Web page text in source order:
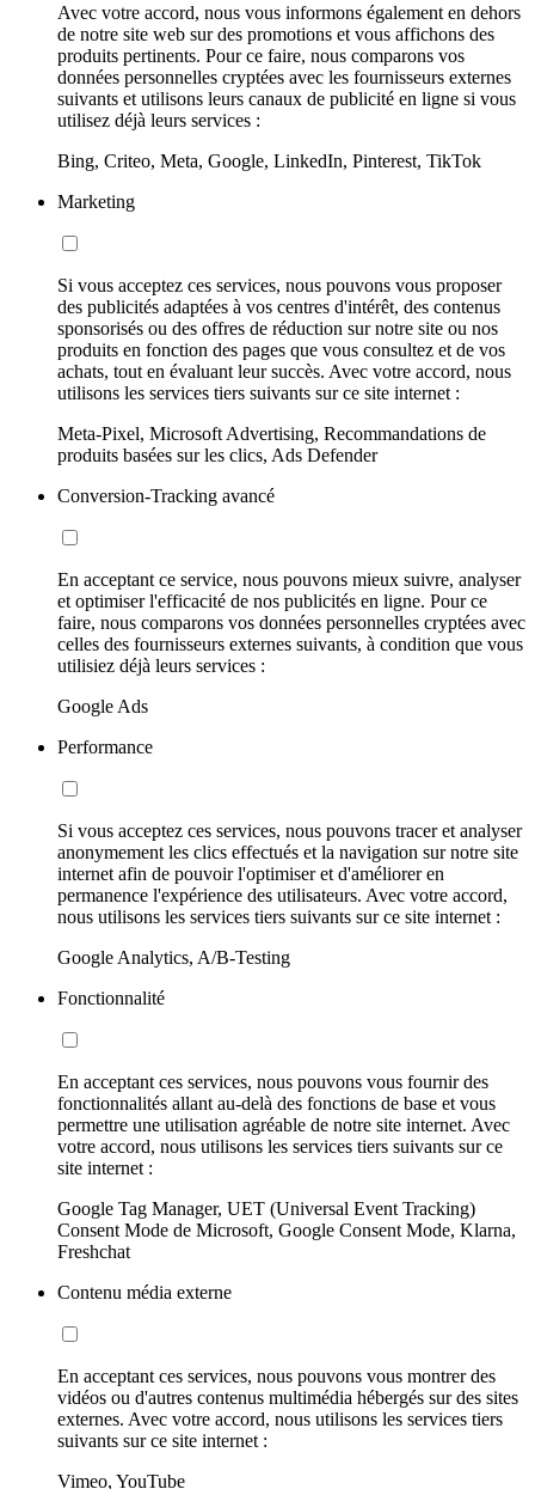
Avec votre accord, nous vous informons également en dehors
de notre site web sur des promotions et vous affichons des
produits pertinents. Pour ce faire, nous comparons vos
données personnelles cryptées avec les fournisseurs externes
suivants et utilisons leurs canaux de publicité en ligne si vous
utilisez déjà leurs services :
Bing, Criteo, Meta, Google, LinkedIn, Pinterest, TikTok
Marketing
Si vous acceptez ces services, nous pouvons vous proposer
des publicités adaptées à vos centres d'intérêt, des contenus
sponsorisés ou des offres de réduction sur notre site ou nos
produits en fonction des pages que vous consultez et de vos
achats, tout en évaluant leur succès. Avec votre accord, nous
utilisons les services tiers suivants sur ce site internet :
Meta-Pixel, Microsoft Advertising, Recommandations de
produits basées sur les clics, Ads Defender
Conversion-Tracking avancé
En acceptant ce service, nous pouvons mieux suivre, analyser
et optimiser l'efficacité de nos publicités en ligne. Pour ce
faire, nous comparons vos données personnelles cryptées avec
celles des fournisseurs externes suivants, à condition que vous
utilisiez déjà leurs services :
Google Ads
Performance
Si vous acceptez ces services, nous pouvons tracer et analyser
anonymement les clics effectués et la navigation sur notre site
internet afin de pouvoir l'optimiser et d'améliorer en
permanence l'expérience des utilisateurs. Avec votre accord,
nous utilisons les services tiers suivants sur ce site internet :
Google Analytics, A/B-Testing
Fonctionnalité
En acceptant ces services, nous pouvons vous fournir des
fonctionnalités allant au-delà des fonctions de base et vous
permettre une utilisation agréable de notre site internet. Avec
votre accord, nous utilisons les services tiers suivants sur ce
site internet :
Google Tag Manager, UET (Universal Event Tracking)
Consent Mode de Microsoft, Google Consent Mode, Klarna,
Freshchat
Contenu média externe
En acceptant ces services, nous pouvons vous montrer des
vidéos ou d'autres contenus multimédia hébergés sur des sites
externes. Avec votre accord, nous utilisons les services tiers
suivants sur ce site internet :
Vimeo, YouTube